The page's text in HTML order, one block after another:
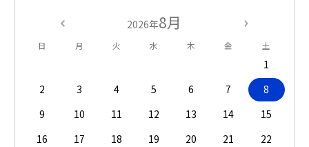
2026年8月
日 月 火 水 木 金 土
1
2
3 4 5 6 7
8
9
10 11 12 13 14
15
16
17 18 19 20 21
22